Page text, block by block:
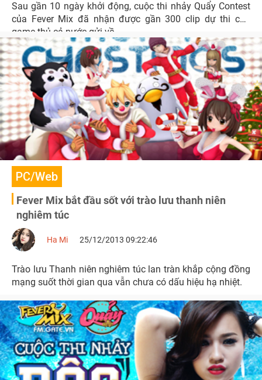
Sau gần 10 ngày khởi động, cuộc thi nhảy Quẩy Contest
của Fever Mix đã nhận được gần 300 clip dự thi của
game thủ cả nước gửi về.
PC/Web
Fever Mix bắt đầu sốt với trào lưu thanh niên
nghiêm túc
Ha Mi 25/12/2013 09:22:46
Trào lưu Thanh niên nghiêm túc lan tràn khắp cộng đồng
mạng suốt thời gian qua vẫn chưa có dấu hiệu hạ nhiệt.